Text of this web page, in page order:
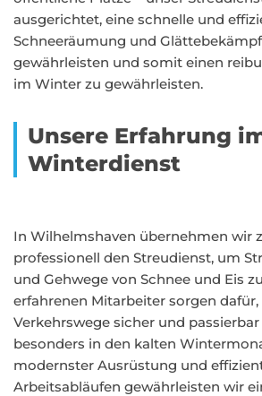
ausgerichtet, eine schnelle und
Schneeräumung und
gewährleisten und somit einen
im Winter zu gewährleisten.
Unsere Erfahrung
Winterdienst
In Wilhelmshaven übernehmen wir
professionell den Streudienst, um
und Gehwege von Schnee und Eis
erfahrenen Mitarbeiter sorgen dafür,
Verkehrswege sicher und
besonders in den kalten
modernster Ausrüstung und
Arbeitsabläufen gewährleisten wir